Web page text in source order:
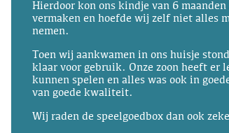
Hierdoor kon ons kindje van 6 maanden
vermaken en hoefde wij zelf niet alles
nemen.
Toen wij aankwamen in ons huisje
klaar voor gebruik. Onze zoon heeft er
kunnen spelen en alles was ook in
van goede kwaliteit.
Wij raden de speelgoedbox dan ook